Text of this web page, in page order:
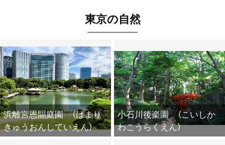
東京の自然
浜離宮恩賜庭園 （はまり
きゅうおんしていえん）
小石川後楽園 （こいしか
わこうらくえん）